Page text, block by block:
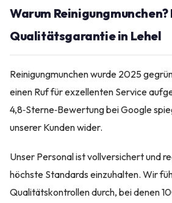
Warum Reinigungmunchen?
Qualitätsgarantie in Lehel
Reinigungmunchen wurde 2025
einen Ruf für exzellenten Service
4,8‑Sterne‑Bewertung bei Google
unserer Kunden wider.
Unser Personal ist vollversichert und
höchste Standards einzuhalten. Wir
Qualitätskontrollen durch, bei denen